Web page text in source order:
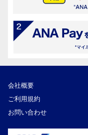
会社概要
ご利用規約
お問い合わせ